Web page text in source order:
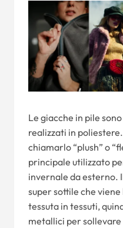
Le giacche in pile
realizzati in
chiamarlo “plush” o
principale utilizzato
invernale da esterno.
super sottile che
tessuta in tessuti,
metallici per